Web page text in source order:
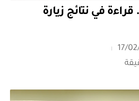
في نتائج زيارة
17/